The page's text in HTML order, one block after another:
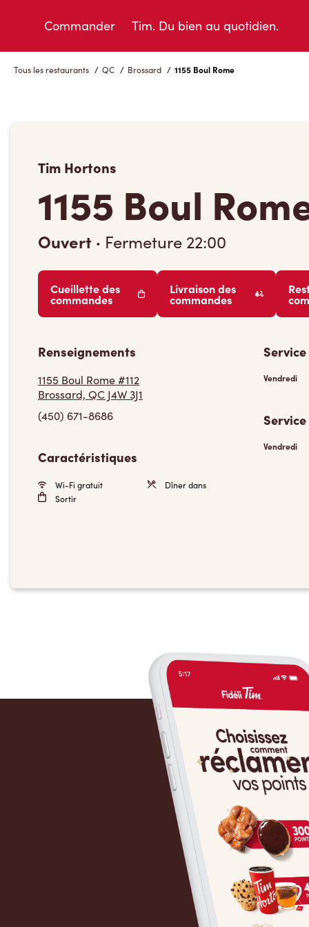
Commander Tim. Du bien au quotidien.
Tous les restaurants / QC / Brossard / 1155 Boul Rome
Tim Hortons
1155 Boul
Ouvert · Fermeture 22:00
Cueillette des
commandes
Livraison des
commandes
Renseignements
1155 Boul Rome #112
Brossard, QC J4W 3J1
(450) 671-8686
Caractéristiques
Wi-Fi gratuit
Dîner dans
Sortir
Vendredi
Vendredi